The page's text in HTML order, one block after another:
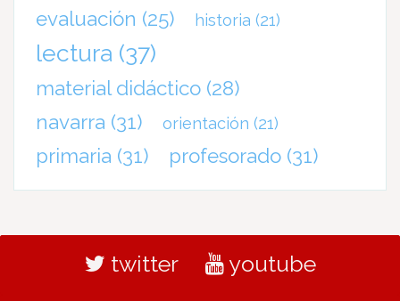
evaluación (25) historia (21)
lectura (37)
material didáctico (28)
navarra (31) orientación (21)
primaria (31) profesorado (31)
twitter youtube